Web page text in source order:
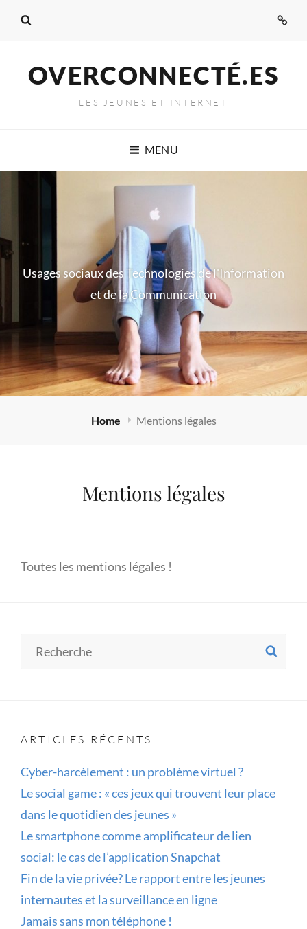
Admin
OVERCONNECTÉ.ES
LES JEUNES ET INTERNET
MENU
Usages sociaux des Technologies de l'Information
et de la Communication
Home Mentions légales
Mentions légales
Toutes les mentions légales !
ARTICLES RÉCENTS
Cyber-harcèlement : un problème virtuel ?
Le social game : « ces jeux qui trouvent leur place
dans le quotidien des jeunes »
Le smartphone comme amplificateur de lien
social: le cas de l’application Snapchat
Fin de la vie privée? Le rapport entre les jeunes
internautes et la surveillance en ligne
Jamais sans mon téléphone !